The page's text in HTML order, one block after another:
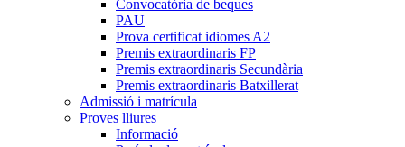
Convocatòria de beques
PAU
Prova certificat idiomes A2
Premis extraordinaris FP
Premis extraordinaris Secundària
Premis extraordinaris Batxillerat
Admissió i matrícula
Proves lliures
Informació